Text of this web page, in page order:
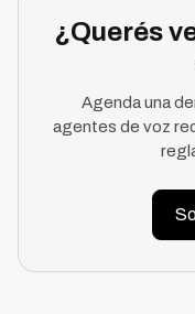
¿Querés
Agenda una
agentes de voz